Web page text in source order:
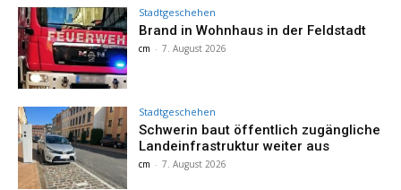
Stadtgeschehen
Brand in Wohnhaus in der Feldstadt
cm - 7. August 2026
Stadtgeschehen
Schwerin baut öffentlich zugängliche
Landeinfrastruktur weiter aus
cm - 7. August 2026